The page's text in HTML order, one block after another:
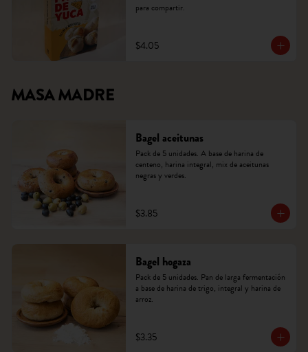
para compartir.
$4.05
MASA MADRE
Bagel aceitunas
Pack de 5 unidades. A base de harina de
centeno, harina integral, mix de aceitunas
negras y verdes.
$3.85
Bagel hogaza
Pack de 5 unidades. Pan de larga fermentación
a base de harina de trigo, integral y harina de
arroz.
$3.35